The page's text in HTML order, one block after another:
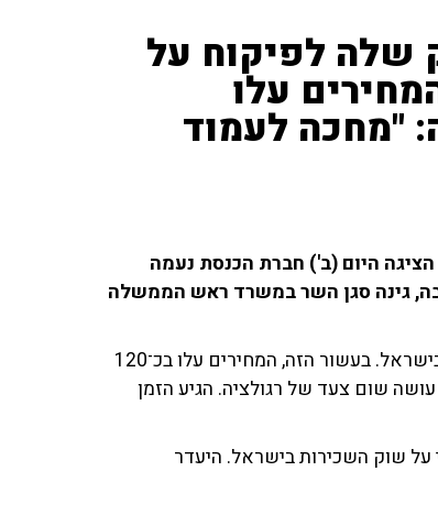
שלה לפיקוח על
עלו
"מחכה לעמוד
היום (ב') חברת הכנסת נעמה
גינה סגן השר במשרד ראש הממשלה
ח"כ לזימי הגיבה לידיעה: "יוקר המחיה הוא קודם כל סיפור הדיור בישראל. בעשור הזה, המחירים עלו בכ־120
שום צעד של רגולציה. הגיע הזמן
שוק השכירות בישראל. היעדר